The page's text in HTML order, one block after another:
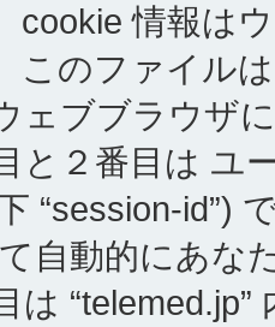
cookie 情報は
このファイル
ェブブラウザ
と２番目は ユ
“session-id”)
自動的にあな
は